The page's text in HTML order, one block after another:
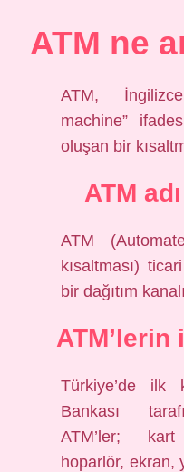
ATM ne
ATM,
machine”
oluşan bir
ATM
ATM
kısaltması)
bir dağıtım
Türkiye’de ilk
Bankası
ATM’ler;
hoparlör, ekran,